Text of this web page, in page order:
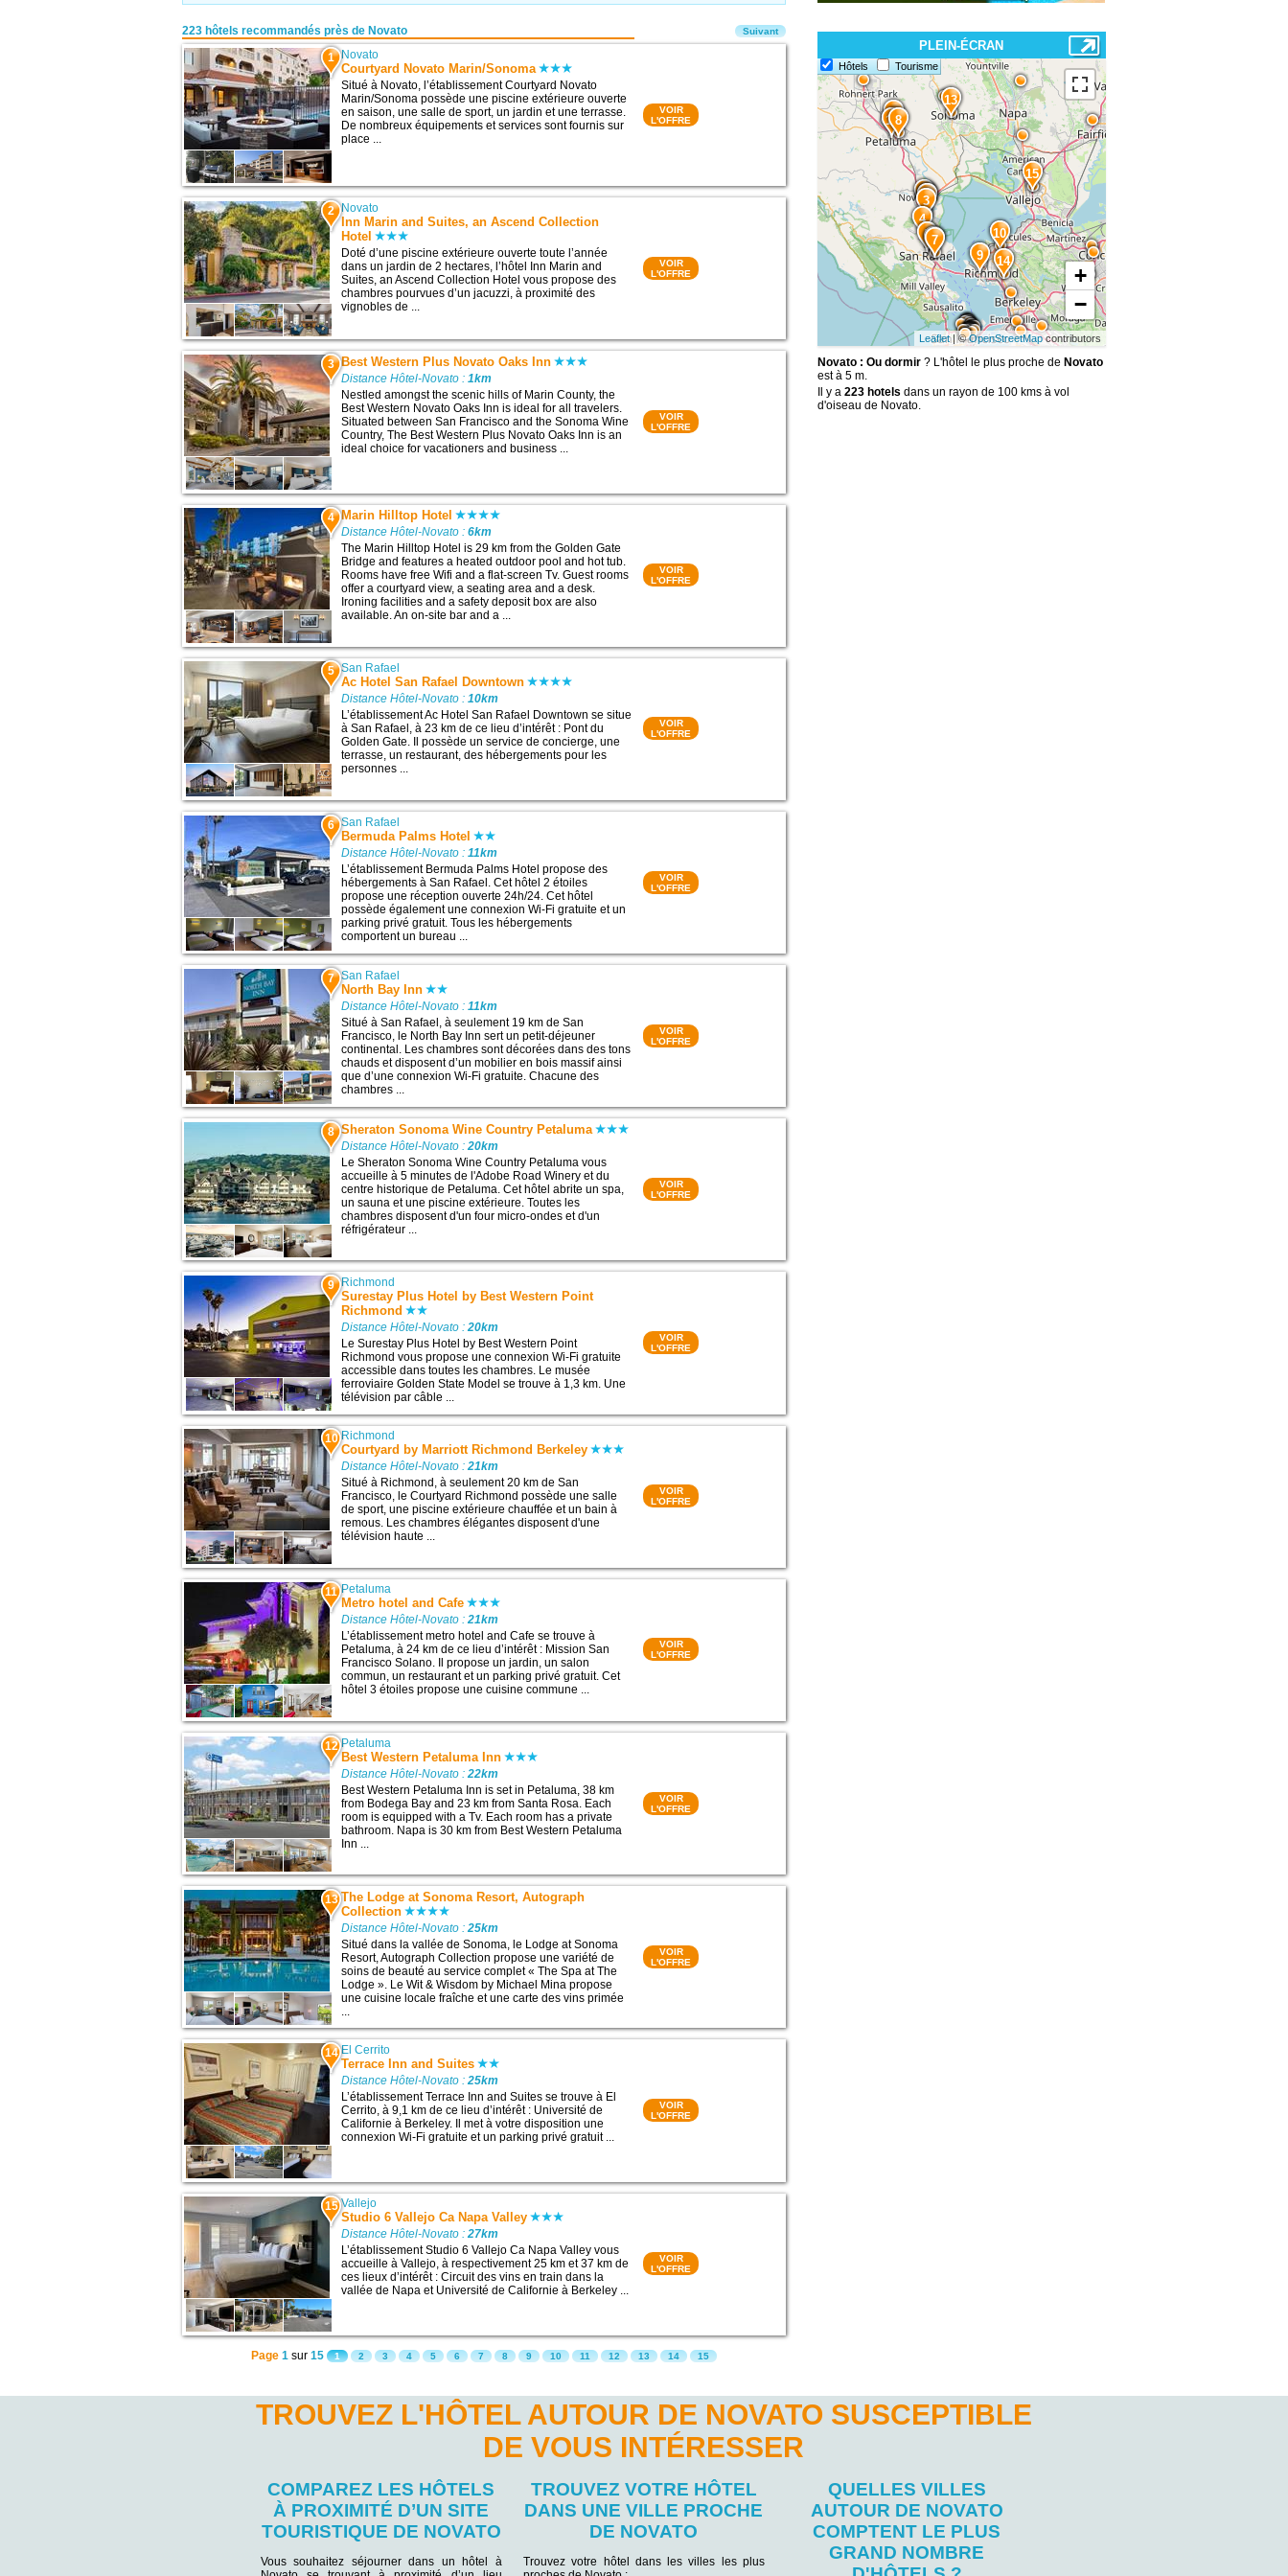
223 hôtels recommandés près de Novato
1 Novato
Courtyard Novato Marin/Sonoma
Situé à Novato, l’établissement Courtyard Novato
Marin/Sonoma possède une piscine extérieure ouverte
en saison, une salle de sport, un jardin et une terrasse.
De nombreux équipements et services sont fournis sur
place ...
VOIR
L'OFFRE
2 Novato
Inn Marin and Suites, an Ascend Collection
Hotel
Doté d’une piscine extérieure ouverte toute l’année
dans un jardin de 2 hectares, l’hôtel Inn Marin and
Suites, an Ascend Collection Hotel vous propose des
chambres pourvues d’un jacuzzi, à proximité des
vignobles de ...
VOIR
L'OFFRE
3 Best Western Plus Novato Oaks Inn
Distance Hôtel-Novato :1km
Nestled amongst the scenic hills of Marin County, the
Best Western Novato Oaks Inn is ideal for all travelers.
Situated between San Francisco and the Sonoma Wine
Country, The Best Western Plus Novato Oaks Inn is an
ideal choice for vacationers and business ...
VOIR
L'OFFRE
4 Marin Hilltop Hotel
Distance Hôtel-Novato :6km
The Marin Hilltop Hotel is 29 km from the Golden Gate
Bridge and features a heated outdoor pool and hot tub.
Rooms have free Wifi and a flat-screen Tv. Guest rooms
offer a courtyard view, a seating area and a desk.
Ironing facilities and a safety deposit box are also
available. An on-site bar and a ...
VOIR
L'OFFRE
5 San Rafael
Ac Hotel San Rafael Downtown
Distance Hôtel-Novato :10km
L’établissement Ac Hotel San Rafael Downtown se situe
à San Rafael, à 23 km de ce lieu d’intérêt : Pont du
Golden Gate. Il possède un service de concierge, une
terrasse, un restaurant, des hébergements pour les
personnes ...
VOIR
L'OFFRE
6 San Rafael
Bermuda Palms Hotel
Distance Hôtel-Novato :11km
L’établissement Bermuda Palms Hotel propose des
hébergements à San Rafael. Cet hôtel 2 étoiles
propose une réception ouverte 24h/24. Cet hôtel
possède également une connexion Wi-Fi gratuite et un
parking privé gratuit. Tous les hébergements
comportent un bureau ...
VOIR
L'OFFRE
7 San Rafael
North Bay Inn
Distance Hôtel-Novato :11km
Situé à San Rafael, à seulement 19 km de San
Francisco, le North Bay Inn sert un petit-déjeuner
continental. Les chambres sont décorées dans des tons
chauds et disposent d’un mobilier en bois massif ainsi
que d’une connexion Wi-Fi gratuite. Chacune des
chambres ...
VOIR
L'OFFRE
8 Sheraton Sonoma Wine Country Petaluma
Distance Hôtel-Novato :20km
Le Sheraton Sonoma Wine Country Petaluma vous
accueille à 5 minutes de l'Adobe Road Winery‎ et du
centre historique de Petaluma. Cet hôtel abrite un spa,
un sauna et une piscine extérieure. Toutes les
chambres disposent d'un four micro-ondes et d'un
réfrigérateur ...
VOIR
L'OFFRE
9 Richmond
Surestay Plus Hotel by Best Western Point
Richmond
Distance Hôtel-Novato :20km
Le Surestay Plus Hotel by Best Western Point
Richmond vous propose une connexion Wi-Fi gratuite
accessible dans toutes les chambres. Le musée
ferroviaire Golden State Model se trouve à 1,3 km. Une
télévision par câble ...
VOIR
L'OFFRE
10 Richmond
Courtyard by Marriott Richmond Berkeley
Distance Hôtel-Novato :21km
Situé à Richmond, à seulement 20 km de San
Francisco, le Courtyard Richmond possède une salle
de sport, une piscine extérieure chauffée et un bain à
remous. Les chambres élégantes disposent d'une
télévision haute ...
VOIR
L'OFFRE
11 Petaluma
Metro hotel and Cafe
Distance Hôtel-Novato :21km
L’établissement metro hotel and Cafe se trouve à
Petaluma, à 24 km de ce lieu d’intérêt : Mission San
Francisco Solano. Il propose un jardin, un salon
commun, un restaurant et un parking privé gratuit. Cet
hôtel 3 étoiles propose une cuisine commune ...
VOIR
L'OFFRE
12 Petaluma
Best Western Petaluma Inn
Distance Hôtel-Novato :22km
Best Western Petaluma Inn is set in Petaluma, 38 km
from Bodega Bay and 23 km from Santa Rosa. Each
room is equipped with a Tv. Each room has a private
bathroom. Napa is 30 km from Best Western Petaluma
Inn ...
VOIR
L'OFFRE
13 The Lodge at Sonoma Resort, Autograph
Collection
Distance Hôtel-Novato :25km
Situé dans la vallée de Sonoma, le Lodge at Sonoma
Resort, Autograph Collection propose une variété de
soins de beauté au service complet « The Spa at The
Lodge ». Le Wit & Wisdom by Michael Mina propose
une cuisine locale fraîche et une carte des vins primée
...
VOIR
L'OFFRE
14 El Cerrito
Terrace Inn and Suites
Distance Hôtel-Novato :25km
L’établissement Terrace Inn and Suites se trouve à El
Cerrito, à 9,1 km de ce lieu d’intérêt : Université de
Californie à Berkeley. Il met à votre disposition une
connexion Wi-Fi gratuite et un parking privé gratuit ...
VOIR
L'OFFRE
15 Vallejo
Studio 6 Vallejo Ca Napa Valley
Distance Hôtel-Novato :27km
L’établissement Studio 6 Vallejo Ca Napa Valley vous
accueille à Vallejo, à respectivement 25 km et 37 km de
ces lieux d’intérêt : Circuit des vins en train dans la
vallée de Napa et Université de Californie à Berkeley ...
VOIR
L'OFFRE
Suivant
Page 1 sur 15 1 2 3 4 5 6 7 8 9 10 11 12 13 14 15
PLEIN-ÉCRAN
Hôtels Tourisme
15
14
13
12
11
10
9
8
7
6
5
4
3
21
+
−
Leaflet| ©OpenStreetMapcontributors
Novato : Ou dormir? L'hôtel le plus proche de Novato
est à 5 m.
Il y a 223 hotels dans un rayon de 100 kms à vol
d'oiseau de Novato.
TROUVEZ L'HÔTEL AUTOUR DE NOVATO SUSCEPTIBLE
DE VOUS INTÉRESSER
COMPAREZ LES HÔTELS
À PROXIMITÉ D’UN SITE
TOURISTIQUE DE NOVATO
Vous souhaitez séjourner dans un hôtel à
TROUVEZ VOTRE HÔTEL
DANS UNE VILLE PROCHE
DE NOVATO
Trouvez votre hôtel dans les villes les plus
QUELLES VILLES
AUTOUR DE NOVATO
COMPTENT LE PLUS
GRAND NOMBRE